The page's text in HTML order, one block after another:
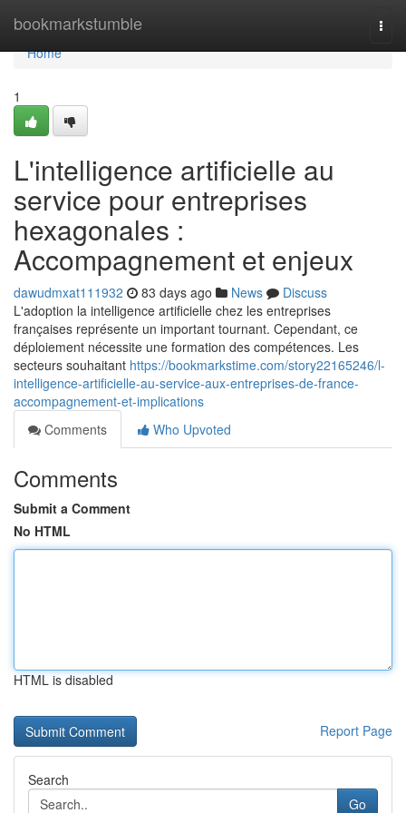
bookmarkstumble
Home
Home
1
L'intelligence artificielle au
service pour entreprises
hexagonales :
Accompagnement et enjeux
dawudmxat111932 83 days ago News
Discuss
L'adoption la intelligence artificielle chez les entreprises
françaises représente un important tournant. Cependant, ce
déploiement nécessite une formation des compétences. Les
secteurs souhaitant https://bookmarkstime.com/story22165246/l-
intelligence-artificielle-au-service-aux-entreprises-de-france-
accompagnement-et-implications
Comments
Who Upvoted
Comments
Submit a Comment
No HTML
HTML is disabled
Report Page
Search
Go